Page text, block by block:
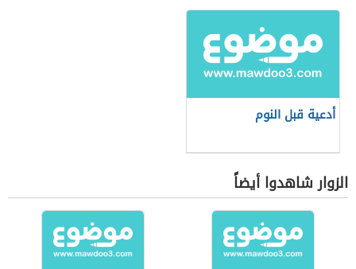
أدعية قبل النوم
الزوار شاهدوا أيضاً